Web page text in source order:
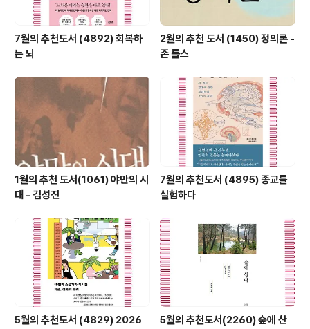
7월의 추천도서 (4892) 회복하
는 뇌
2월의 추천 도서 (1450) 정의론 -
존 롤스
1월의 추천 도서(1061) 야만의 시
대 - 김성진
7월의 추천도서 (4895) 종교를
실험하다
5월의 추천도서 (4829) 2026 5월의 추천도서(2260) 숲에 산